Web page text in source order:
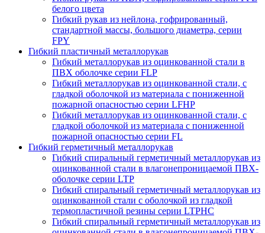
белого цвета
Гибкий рукав из нейлона, гофрированный,
стандартной массы, большого диаметра, серии
FPY
Гибкий пластичный металлорукав
Гибкий металлорукав из оцинкованной стали в
ПВХ оболочке серии FLP
Гибкий металлорукав из оцинкованной стали, с
гладкой оболочкой из материала с пониженной
пожарной опасностью серии LFHP
Гибкий металлорукав из оцинкованной стали, с
гладкой оболочкой из материала с пониженной
пожарной опасностью серии FL
Гибкий герметичный металлорукав
Гибкий спиральный герметичный металлорукав из
оцинкованной стали в влагонепроницаемой ПВХ-
оболочке серии LTP
Гибкий спиральный герметичный металлорукав из
оцинкованной стали с оболочкой из гладкой
термопластичной резины серии LTPHC
Гибкий спиральный герметичный металлорукав из